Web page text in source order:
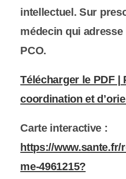
intellectuel.Sur
médecin qui adresse
PCO.
Télécharger le PDF |
coordination et
Carte interactive :
https://www.sante.fr/
me-4961215?